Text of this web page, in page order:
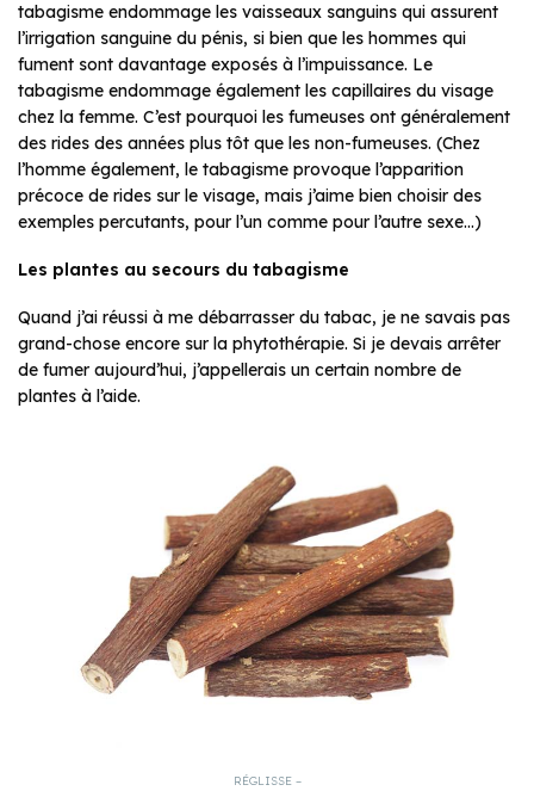
tabagisme endommage les vaisseaux sanguins qui assurent
l’irrigation sanguine du pénis, si bien que les hommes qui
fument sont davantage exposés à l’impuissance. Le
tabagisme endommage également les capillaires du visage
chez la femme. C’est pourquoi les fumeuses ont généralement
des rides des années plus tôt que les non-fumeuses. (Chez
l’homme également, le tabagisme provoque l’apparition
précoce de rides sur le visage, mais j’aime bien choisir des
exemples percutants, pour l’un comme pour l’autre sexe…)
Les plantes au secours du tabagisme
Quand j’ai réussi à me débarrasser du tabac, je ne savais pas
grand-chose encore sur la phytothérapie. Si je devais arrêter
de fumer aujourd’hui, j’appellerais un certain nombre de
plantes à l’aide.
RÉGLISSE –